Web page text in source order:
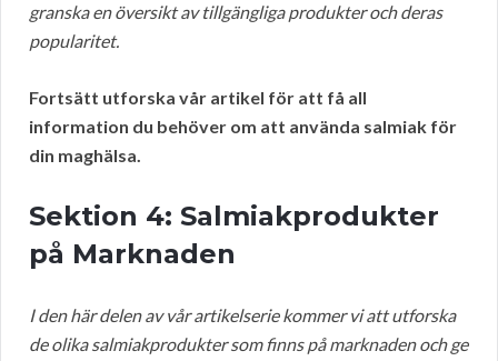
granska en översikt av tillgängliga produkter och deras
popularitet.
Fortsätt utforska vår artikel för att få all
information du behöver om att använda salmiak för
din maghälsa.
Sektion 4: Salmiakprodukter
på Marknaden
I den här delen av vår artikelserie kommer vi att utforska
de olika salmiakprodukter som finns på marknaden och ge